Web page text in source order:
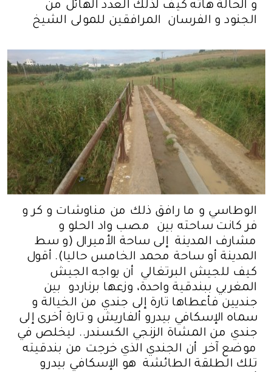
و الحالة هاته كيف لذلك العدد الهائل من
الجنود و الفرسان المرافقين للمولى الشيخ
الوطاسي و ما رافق ذلك من مناوشات و كر و
فر كانت ساحته بين مصب واد الحلو و
مشارف المدينة إلى ساحة الأميرال (و سط
المدينة أو ساحة محمد الخامس حاليا). أقول
كيف للجيش البرتغالي أن يواجه الجيش
المغربي ببندقية واحدة، وزعها برناردو بين
جنديين فأعطاها تارة إلى جندي من الخيالة و
سماه الإسكافي بيدرو ألفاريش و تارة أخرى إلى
جندي من المشاة الزنجي الكسندر.. ليخلص في
موضع آخر أن الجندي الذي خرجت من بندقيته
تلك الطلقة الطائشة هو الإسكافي بيدرو